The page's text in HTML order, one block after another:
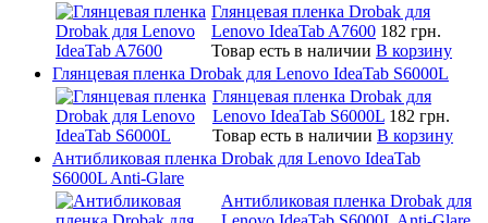
Глянцевая пленка Drobak для
Lenovo IdeaTab A7600 182 грн.
Товар есть в наличии В корзину
Глянцевая пленка Drobak для Lenovo IdeaTab S6000L
Глянцевая пленка Drobak для
Lenovo IdeaTab S6000L 182 грн.
Товар есть в наличии В корзину
Антибликовая пленка Drobak для Lenovo IdeaTab
S6000L Anti-Glare
Антибликовая пленка Drobak для